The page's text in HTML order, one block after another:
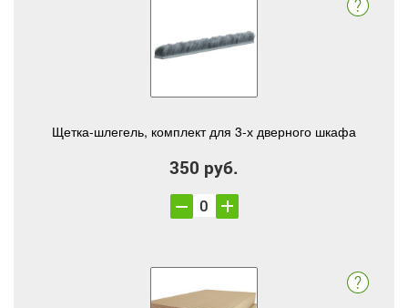
Щетка-шлегель, комплект для 3-х дверного шкафа
350 руб.